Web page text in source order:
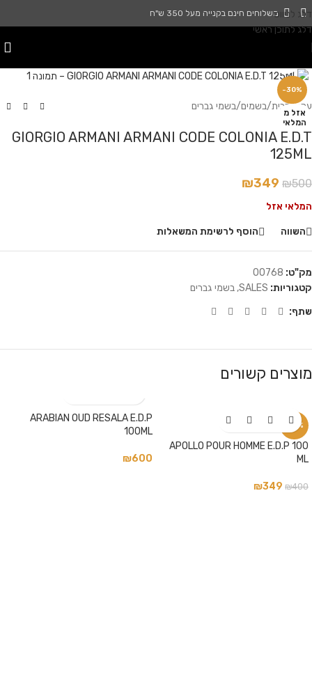
דלג לניווט
דלג לתוכן ראשי
משלוחים חינם בקנייה מעל 350 ש"ח
-30%
אזל מ
המלאי
עמוד הבית/בשמים/בשמי גברים
GIORGIO ARMANI ARMANI CODE COLONIA E.D.T
125ML
₪500
₪349
המלאי אזל
השווה הוסף לרשימת המשאלות
מק"ט: 00768
קטגוריות: SALES
, בשמי גברים
שתף:
מוצרים קשורים
-13%
APOLLO POUR HOMME E.D.P 100
ML
₪400
₪349
ARABIAN OUD RESALA E.D.P
100ML
₪600